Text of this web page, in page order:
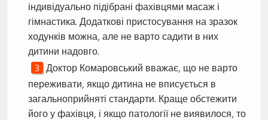
індивідуально підібрані фахівцями масаж і
гімнастика. Додаткові пристосування на зразок
ходунків можна, але не варто садити в них
дитини надовго.
Доктор Комаровський вважає, що не варто
переживати, якщо дитина не вписується в
загальноприйняті стандарти. Краще обстежити
його у фахівця, і якщо патології не виявилося, то